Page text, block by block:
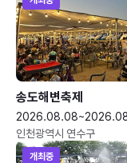
송도해변축제
인천광역시 연수구
개최중